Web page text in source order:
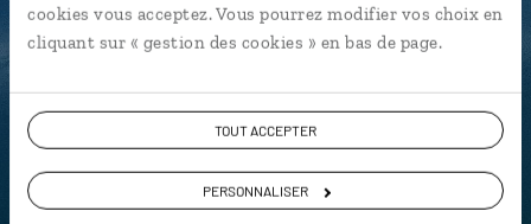
cookies vous acceptez. Vous pourrez modifier vos choix en
cliquant sur « gestion des cookies » en bas de page.
TOUT ACCEPTER
PERSONNALISER
DEMANDER UN DEVIS
ou
Construisez votre voyage avec un spécialiste Croatie